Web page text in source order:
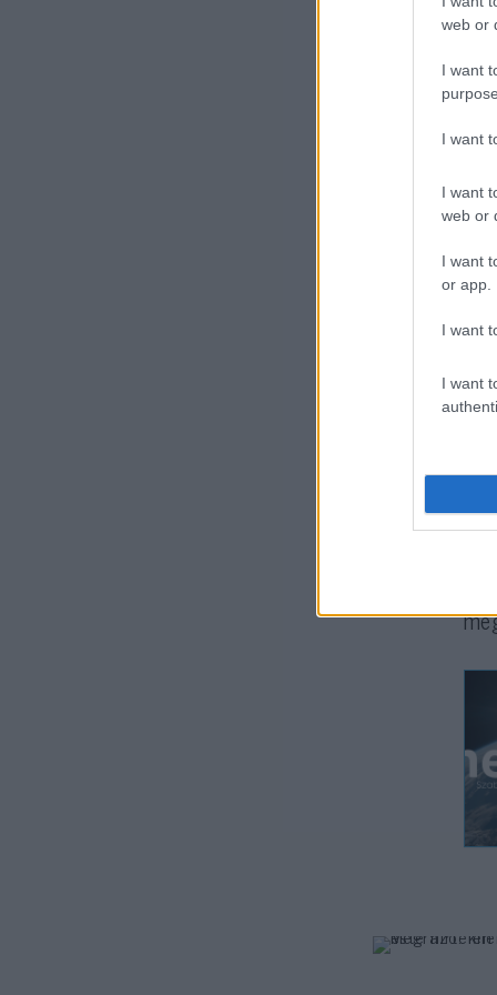
web or
I want
I want
I want
web or
I want
or app.
I want
I want
Ez
ki,